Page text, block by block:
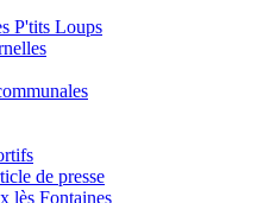
P'tits Loups
de presse
lès Fontaines